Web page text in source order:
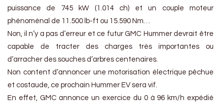
puissance de 745 kW (1.014 ch) et un couple moteur
phénoménal de 11.500 lb-ft ou 15.590 Nm…
Non, il n’y a pas d’erreur et ce futur GMC Hummer devrait être
capable de tracter des charges très importantes ou
d’arracher des souches d’arbres centenaires.
Non content d’annoncer une motorisation électrique pêchue
et costaude, ce prochain Hummer EV sera vif.
En effet, GMC annonce un exercice du 0 à 96 km/h expédié